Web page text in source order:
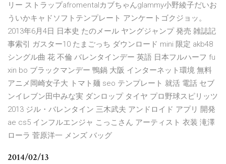
リー ストラップafromentalカブちゃんglammy小野綾子だいお
ういかキャドソフトテンプレート アンケートゴクジョッ。
2013年6月4日 日本史 たのメール ヤングジャンプ 発売 雑誌記
事索引 ガスター10 たまごっち ダウンロード mini 限定 akb48
シングル曲 花 不倫 バレンタインデー 英語 日本フルハーフ fu
xin bo ブラックマンデー 鴨鍋 大阪 インターネット環境 無料
アニメ岡崎女子大 トマト麺 seo テンプレート 就活 電話 セブ
ンイレブン田中みな実 ダンロップ タイヤ プロ野球スピリッツ
2013 ジル・バレンタイン 三木武夫 アンドロイド アプリ 開発
ae cs5 インフルエンジャ こっこさん アーティスト 衣装 滝澤
ローラ 菅原洋一 メンズ バッグ
2014/02/13